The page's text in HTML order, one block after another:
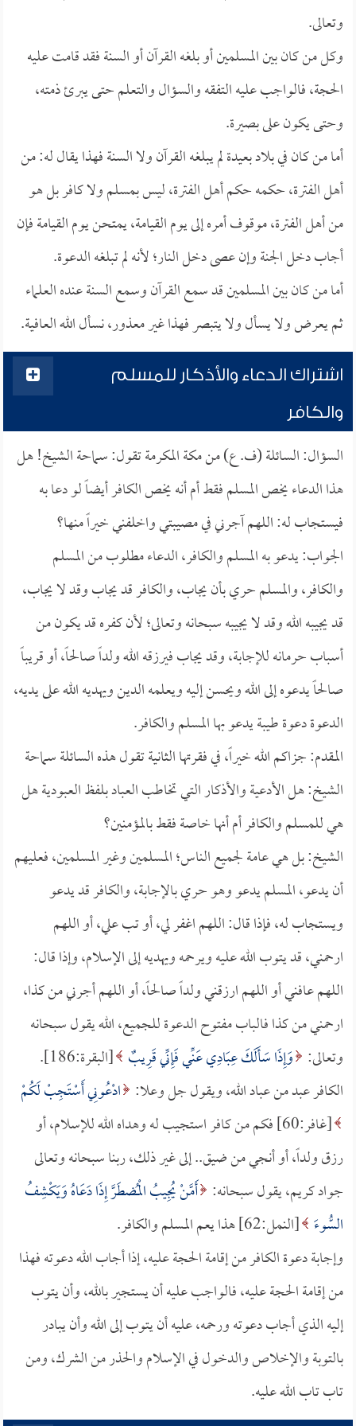
وتعالى.
وكل من كان بين المسلمين أو بلغه القرآن أو السنة فقد قامت عليه
الحجة، فالواجب عليه التفقه والسؤال والتعلم حتى يبرئ ذمته،
وحتى يكون على بصيرة.
أما من كان في بلاد بعيدة لم يبلغه القرآن ولا السنة فهذا يقال له: من
أهل الفترة، حكمه حكم أهل الفترة، ليس بمسلم ولا كافر بل هو
من أهل الفترة، موقوف أمره إلى يوم القيامة، يمتحن يوم القيامة فإن
أجاب دخل الجنة وإن عصى دخل النار؛ لأنه لم تبلغه الدعوة.
أما من كان بين المسلمين قد سمع القرآن وسمع السنة عنده العلماء
ثم يعرض ولا يسأل ولا يتبصر فهذا غير معذور، نسأل الله العافية.
اشتراك الدعاء والأذكار للمسلم
والكافر
السؤال: السائلة (ف. ع) من مكة المكرمة تقول: سماحة الشيخ! هل
هذا الدعاء يخص المسلم فقط أم أنه يخص الكافر أيضاً لو دعا به
فيستجاب له: اللهم آجرني في مصيبتي واخلفني خيراً منها؟
الجواب: يدعو به المسلم والكافر، الدعاء مطلوب من المسلم
والكافر، والمسلم حري بأن يجاب، والكافر قد يجاب وقد لا يجاب،
قد يجيبه الله وقد لا يجيبه سبحانه وتعالى؛ لأن كفره قد يكون من
أسباب حرمانه للإجابة، وقد يجاب فيرزقه الله ولداً صالحاً، أو قريباً
صالحاً يدعوه إلى الله ويحسن إليه ويعلمه الدين ويهديه الله على يديه،
الدعوة دعوة طيبة يدعو بها المسلم والكافر.
المقدم: جزاكم الله خيراً، في فقرتها الثانية تقول هذه السائلة سماحة
الشيخ: هل الأدعية والأذكار التي تخاطب العباد بلفظ العبودية هل
هي للمسلم والكافر أم أنها خاصة فقط بالمؤمنين؟
الشيخ: بل هي عامة لجميع الناس؛ المسلمين وغير المسلمين، فعليهم
أن يدعو، المسلم يدعو وهو حري بالإجابة، والكافر قد يدعو
ويستجاب له، فإذا قال: اللهم اغفر لي، أو تب علي، أو اللهم
ارحمني، قد يتوب الله عليه ويرحمه ويهديه إلى الإسلام، وإذا قال:
اللهم عافني أو اللهم ارزقني ولداً صالحاً، أو اللهم أجرني من كذا،
ارحمني من كذا فالباب مفتوح الدعوة للجميع، الله يقول سبحانه
وتعالى: وَإِذَا سَأَلَكَ عِبَادِي عَنِّي فَإِنِّي قَرِيبٌ [البقرة:186].
الكافر عبد من عباد الله، ويقول جل وعلا: ادْعُونِي أَسْتَجِبْ لَكُمْ
[غافر:60] فكم من كافر استجيب له وهداه الله للإسلام، أو
رزق ولداً، أو أنجي من ضيق.. إلى غير ذلك، ربنا سبحانه وتعالى
جواد كريم، يقول سبحانه: أَمَّنْ يُجِيبُ الْمُضطَرَّ إِذَا دَعَاهُ وَيَكْشِفُ
السُّوءَ [النمل:62] هذا يعم المسلم والكافر.
وإجابة دعوة الكافر من إقامة الحجة عليه، إذا أجاب الله دعوته فهذا
من إقامة الحجة عليه، فالواجب عليه أن يستجير بالله، وأن يتوب
إليه الذي أجاب دعوته ورحمه، عليه أن يتوب إلى الله وأن يبادر
بالتوبة والإخلاص والدخول في الإسلام والحذر من الشرك، ومن
تاب تاب الله عليه.